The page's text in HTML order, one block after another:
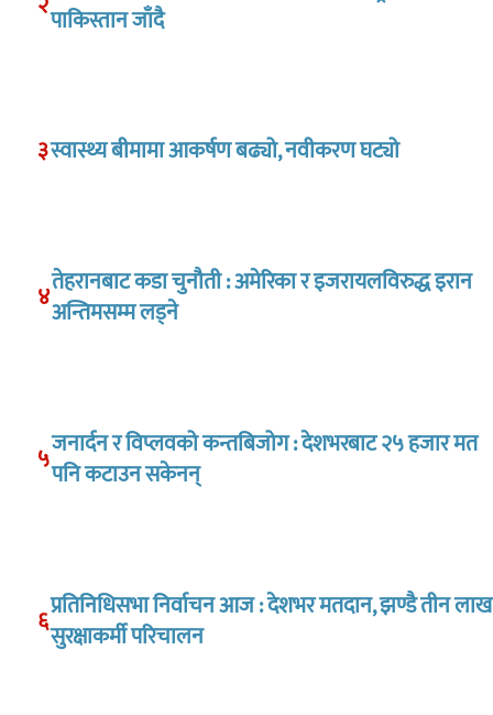
पाकिस्तान जाँदै
३स्वास्थ्य बीमामा आकर्षण बढ्यो, नवीकरण घट्यो
४तेहरानबाट कडा चुनौती : अमेरिका र इजरायलविरुद्ध इरान
अन्तिमसम्म लड्ने
५जनार्दन र विप्लवको कन्तबिजोग : देशभरबाट २५ हजार मत
पनि कटाउन सकेनन्
६प्रतिनिधिसभा निर्वाचन आज : देशभर मतदान, झण्डै तीन लाख
सुरक्षाकर्मी परिचालन